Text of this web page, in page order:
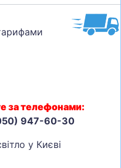
за телефонами:
947-60-30
у Києві